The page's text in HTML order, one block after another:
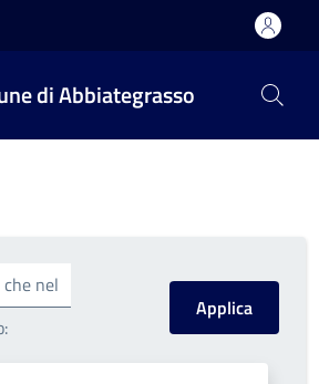
di Abbiategrasso
nel